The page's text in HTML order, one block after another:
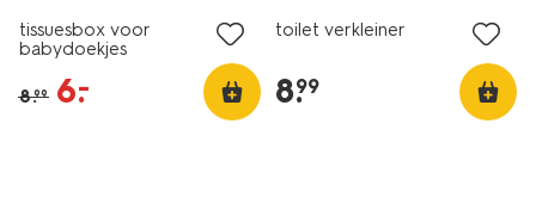
tissuesbox voor
babydoekjes
8.99 6.
–
toilet verkleiner
8.
99